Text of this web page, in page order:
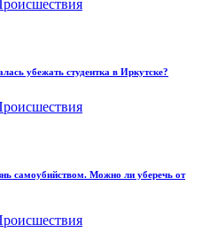
убежать студентка в Иркутске?
самоубийством. Можно ли уберечь от